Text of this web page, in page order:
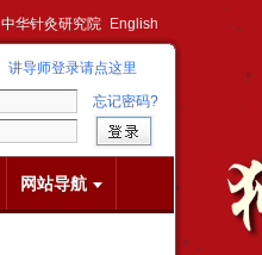
中华针灸研究院 English
讲导师登录请点这里
忘记密码?
网站导航